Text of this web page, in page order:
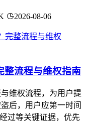
2026-08-06
整流程与维权指南
维权流程，为用户提
后，用户应第一时间
过等关键证据，优先